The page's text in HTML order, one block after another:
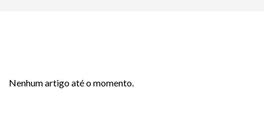
Nenhum artigo até o momento.